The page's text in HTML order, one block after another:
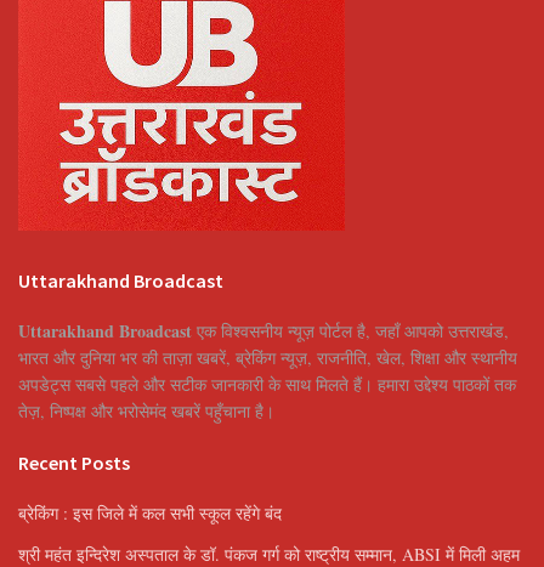
Uttarakhand Broadcast
Uttarakhand Broadcast एक विश्वसनीय न्यूज़ पोर्टल है, जहाँ आपको उत्तराखंड,
भारत और दुनिया भर की ताज़ा खबरें, ब्रेकिंग न्यूज़, राजनीति, खेल, शिक्षा और स्थानीय
अपडेट्स सबसे पहले और सटीक जानकारी के साथ मिलते हैं। हमारा उद्देश्य पाठकों तक
तेज़, निष्पक्ष और भरोसेमंद खबरें पहुँचाना है।
Recent Posts
ब्रेकिंग : इस जिले में कल सभी स्कूल रहेंगे बंद
श्री महंत इन्दिरेश अस्पताल के डॉ. पंकज गर्ग को राष्ट्रीय सम्मान, ABSI में मिली अहम